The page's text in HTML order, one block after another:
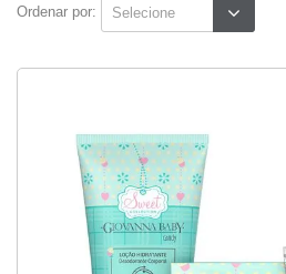
Fragrâncias
(1)
Ordenar por: